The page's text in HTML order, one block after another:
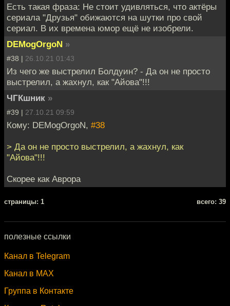
Есть такая фраза: Не стоит удивляться, что актёры
сериала "Друзья" обижаются на шутки про свой
сериал. В их времена юмор ещё не изобрели.
DEMogOrgoN »
#38 | 26.10.21 01:43
Из чего же выстрелил Болдуин? - Да он не просто
выстрелил, а жахнул, как "Айова"!!!
ЧГКшник »
#39 | 27.10.21 09:59
Кому: DEMogOrgoN, #38
> Да он не просто выстрелил, а жахнул, как
"Айова"!!!
Скорее как Аврора
cтраницы: 1 всего: 39
полезные ссылки
Канал в Telegram
Канал в MAX
Группа в Контакте